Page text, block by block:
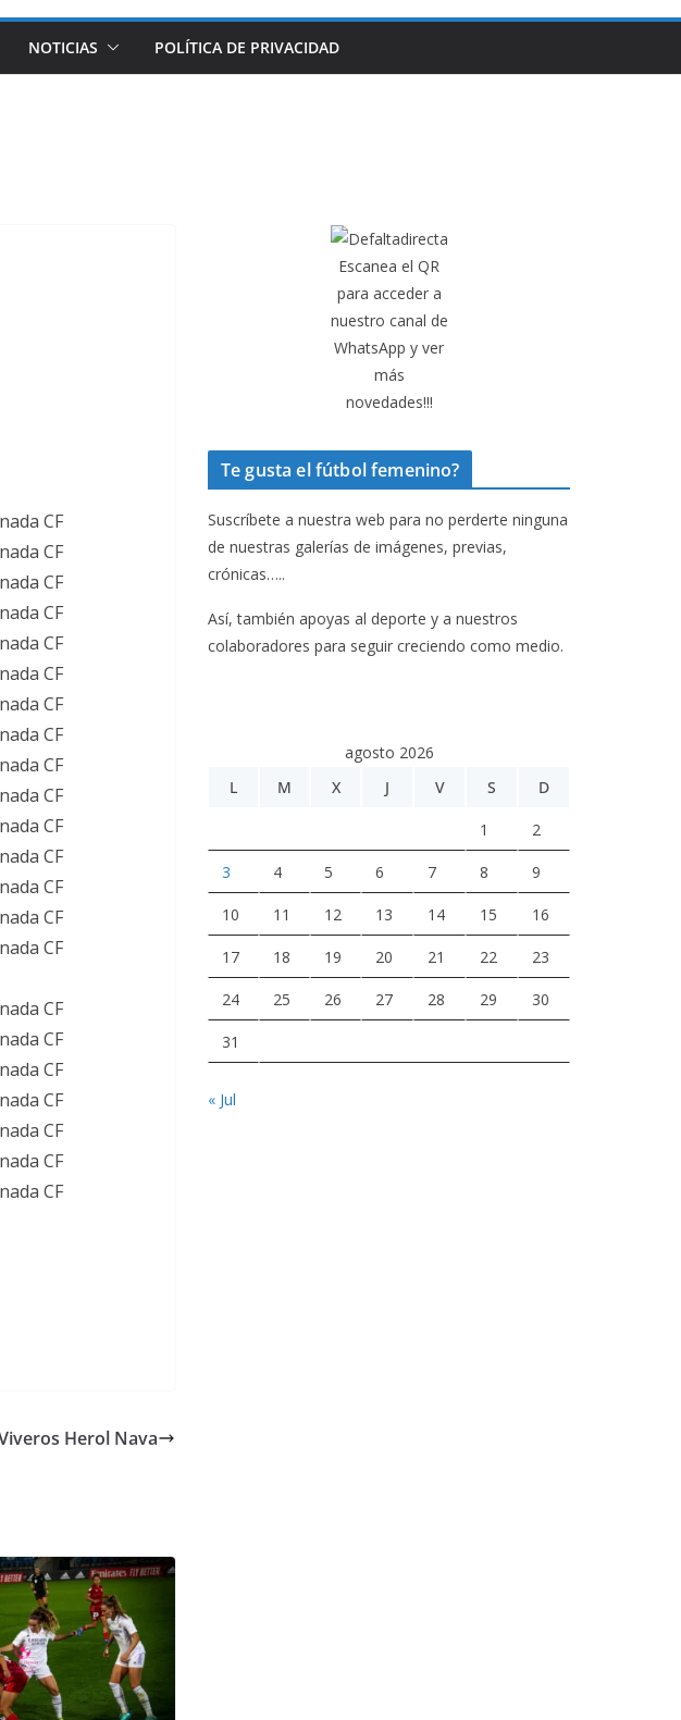
NOTICIAS POLÍTICA DE PRIVACIDAD
Herol Nava
Escanea el QR
para acceder a
nuestro canal de
WhatsApp y ver
más
novedades!!!
Te gusta el fútbol femenino?
Suscríbete a nuestra web para no perderte ninguna
de nuestras galerías de imágenes, previas,
crónicas…..
Así, también apoyas al deporte y a nuestros
colaboradores para seguir creciendo como medio.
agosto 2026
L
M X J V S D
1 2
3 4 5 6 7 8 9
10 11 12 13 14 15 16
17 18 19 20 21 22 23
24 25 26 27 28 29 30
31
« Jul